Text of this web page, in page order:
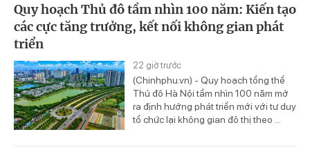
Quy hoạch Thủ đô tầm nhìn 100 năm: Kiến tạo
các cực tăng trưởng, kết nối không gian phát
triển
22 giờ trước
(Chinhphu.vn) - Quy hoạch tổng thể
Thủ đô Hà Nội tầm nhìn 100 năm mở
ra định hướng phát triển mới với tư duy
tổ chức lại không gian đô thị theo ...